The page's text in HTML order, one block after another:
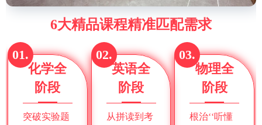
6大精品课程精准匹配需求
01.
化学全
阶段
突破实验题
02.
英语全
阶段
从拼读到考
03.
物理全
阶段
根治‘‘听懂